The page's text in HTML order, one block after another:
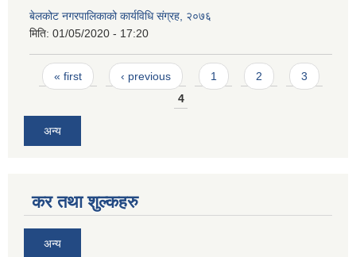
बेलकोट नगरपालिकाको कार्यविधि संग्रह, २०७६
मिति: 01/05/2020 - 17:20
Pages
« first ‹ previous 1 2
3
4
अन्य
कर तथा शुल्कहरु
अन्य